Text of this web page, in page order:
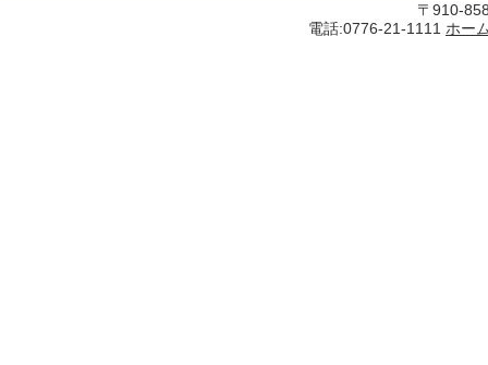
〒910-
電話:0776-21-1111 ホー